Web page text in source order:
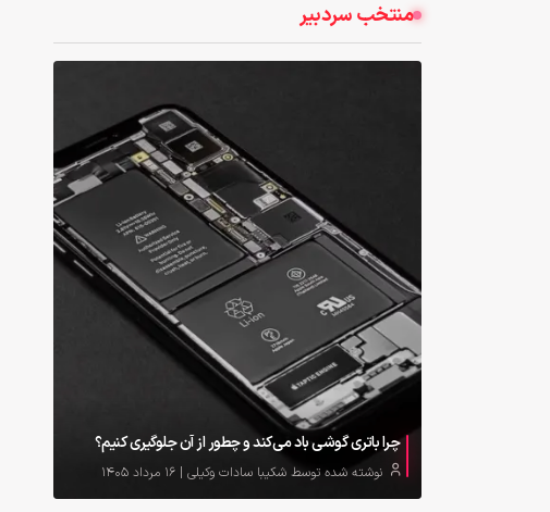
منتخب سردبیر
چرا باتری گوشی باد می‌کند و چطور از آن جلوگیری کنیم؟
نوشته شده توسط شکیبا سادات وکیلی | ۱۶ مرداد ۱۴۰۵